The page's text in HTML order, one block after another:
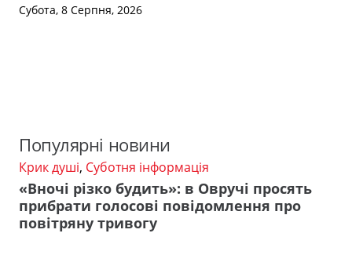
Субота, 8 Серпня, 2026
Популярні новини
Крик душі, Суботня інформація
«Вночі різко будить»: в Овручі просять
прибрати голосові повідомлення про
повітряну тривогу